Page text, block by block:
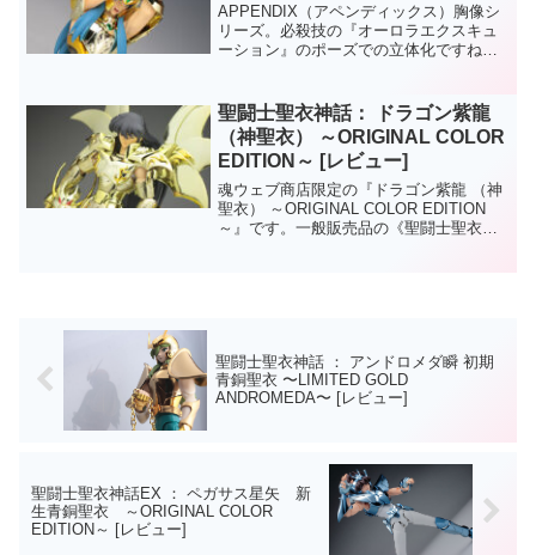
APPENDIX（アペンディックス）胸像シ
リーズ。必殺技の『オーロラエクスキュ
ーション』のポーズでの立体化ですね
のカミュのフィギュアも発売されたり
と、カミュづくしで感動...
聖闘士聖衣神話： ドラゴン紫龍
（神聖衣） ～ORIGINAL COLOR
EDITION～ [レビュー]
魂ウェブ商店限定の『ドラゴン紫龍 （神
聖衣） ～ORIGINAL COLOR EDITION
～』です。一般販売品の《聖闘士聖衣神
聖闘士聖衣神話 ： アンドロメダ瞬 初期
青銅聖衣 〜LIMITED GOLD
ANDROMEDA〜 [レビュー]
聖闘士聖衣神話EX ： ペガサス星矢 新
生青銅聖衣 ～ORIGINAL COLOR
EDITION～ [レビュー]